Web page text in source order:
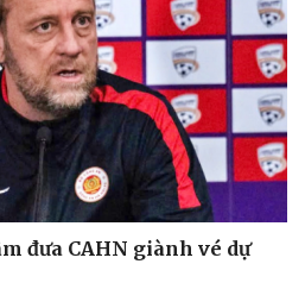
đưa CAHN giành vé dự